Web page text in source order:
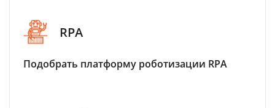
RPA
Подобрать платформу роботизации RPA